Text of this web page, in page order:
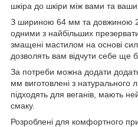
шкіра до шкіри між вами та
З шириною 64 мм та довжиною
одними з найбільших
змащені мастилом на основі
дозволять вам відчути себе ще
За потреби можна додати
мм виготовлені з натурального
підходять для веганів, мають
смаку.
Розроблені для комфортного